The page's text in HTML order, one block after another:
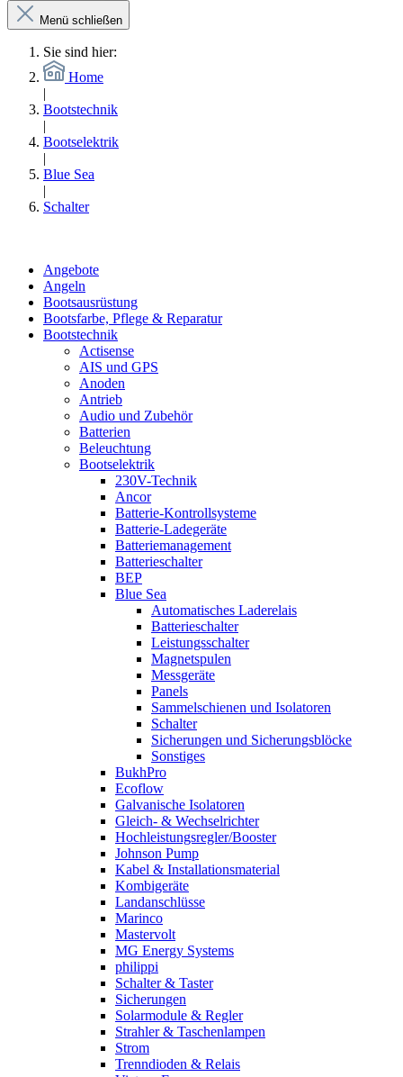
Menü schließen
Sie sind hier:
Home
|
Bootstechnik
|
Bootselektrik
|
Blue Sea
|
Schalter
Angebote
Angeln
Bootsausrüstung
Bootsfarbe, Pflege & Reparatur
Bootstechnik
Actisense
AIS und GPS
Anoden
Antrieb
Audio und Zubehör
Batterien
Beleuchtung
Bootselektrik
230V-Technik
Ancor
Batterie-Kontrollsysteme
Batterie-Ladegeräte
Batteriemanagement
Batterieschalter
BEP
Blue Sea
Automatisches Laderelais
Batterieschalter
Leistungsschalter
Magnetspulen
Messgeräte
Panels
Sammelschienen und Isolatoren
Schalter
Sicherungen und Sicherungsblöcke
Sonstiges
BukhPro
Ecoflow
Galvanische Isolatoren
Gleich- & Wechselrichter
Hochleistungsregler/Booster
Johnson Pump
Kabel & Installationsmaterial
Kombigeräte
Landanschlüsse
Marinco
Mastervolt
MG Energy Systems
philippi
Schalter & Taster
Sicherungen
Solarmodule & Regler
Strahler & Taschenlampen
Strom
Trenndioden & Relais